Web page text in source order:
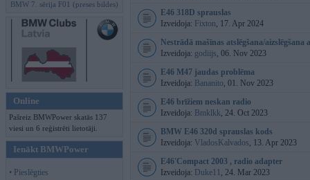
BMW 7. sērija F01 (preses bildes)
Online
Pašreiz BMWPower skatās 137
viesi un 6 reģistrēti lietotāji.
Ienākt BMWPower
• Pieslēgties
E46 318D sprauslas
Izveidoja: Fixton, 17. Apr 2024
Nestrādā mašīnas atslēgšana/aizslēgšana
Izveidoja: godiijs, 06. Nov 2023
E46 M47 jaudas problēma
Izveidoja: Bananito, 01. Nov 2023
E46 brīžiem neskan radio
Izveidoja: Bmklkk, 24. Oct 2023
BMW E46 320d sprauslas kods
Izveidoja: VladosKalvados, 13. Apr 2023
E46'Compact 2003 , radio adapter
Izveidoja: Duke11 , 24. Mar 2023